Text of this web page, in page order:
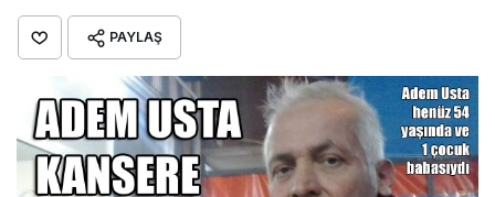
PAYLAŞ